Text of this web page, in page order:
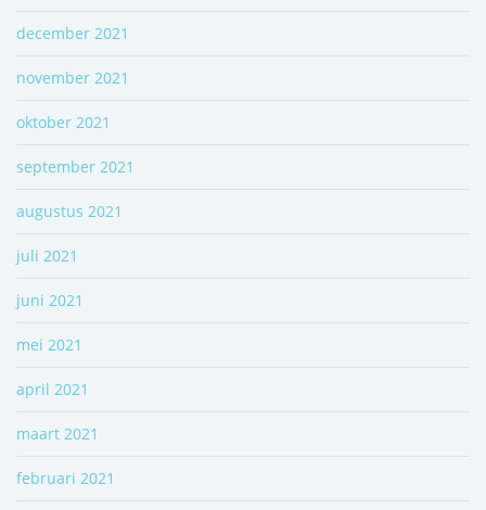
december 2021
november 2021
oktober 2021
september 2021
augustus 2021
juli 2021
juni 2021
mei 2021
april 2021
maart 2021
februari 2021